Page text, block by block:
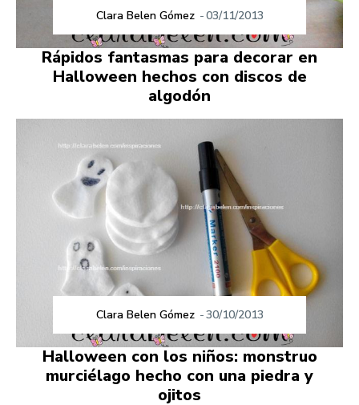
Clara Belen Gómez -03/11/2013
Rápidos fantasmas para decorar en
Halloween hechos con discos de
algodón
Clara Belen Gómez -30/10/2013
Halloween con los niños: monstruo
murciélago hecho con una piedra y
ojitos